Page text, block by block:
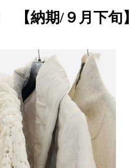
【納期/９月下旬】